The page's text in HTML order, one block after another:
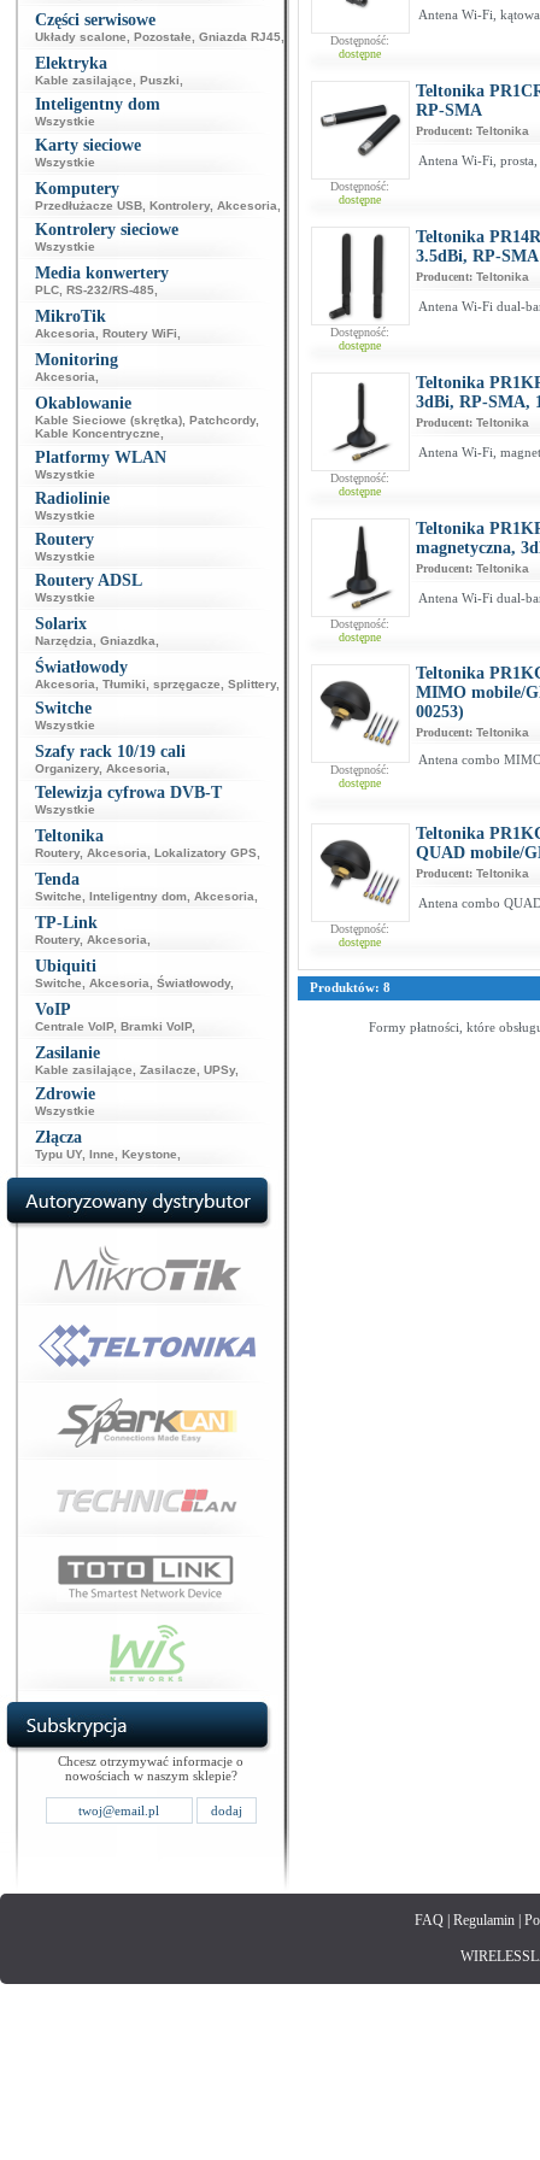
Części serwisowe
Układy scalone Pozostałe Gniazda RJ45
Elektryka
Kable zasilające Puszki
Inteligentny dom
Wszystkie
Karty sieciowe
Wszystkie
Komputery
Przedłużacze USB Kontrolery, Akcesoria
Kontrolery sieciowe
Wszystkie
Media konwertery
PLC RS-232/RS-485
MikroTik
Akcesoria Routery WiFi
Monitoring
Akcesoria
Okablowanie
Kable Sieciowe (skrętka) Patchcordy,
Kable Koncentryczne
Platformy WLAN
Wszystkie
Radiolinie
Wszystkie
Routery
Wszystkie
Routery ADSL
Wszystkie
Solarix
Narzędzia Gniazdka
Światłowody
Akcesoria Tłumiki, sprzęgacze Splittery,
Switche
Wszystkie
Szafy rack 10/19 cali
Organizery, Akcesoria
Telewizja cyfrowa DVB-T
Wszystkie
Teltonika
Routery, Akcesoria Lokalizatory GPS
Tenda
Switche Inteligentny dom Akcesoria
TP-Link
Routery, Akcesoria
Ubiquiti
Switche Akcesoria Światłowody,
VoIP
Centrale VoIP, Bramki VoIP,
Zasilanie
Kable zasilające Zasilacze UPSy,
Zdrowie
Wszystkie
Złącza
Typu UY, Inne Keystone
Chcesz otrzymywać informacje o
nowościach w naszym sklepie?
Dostępność:
dostępne
Antena Wi-Fi,
Dostępność:
dostępne
Teltonika
RP-SMA
Producent: Teltonika
Antena Wi-Fi,
Dostępność:
dostępne
Teltonika
3.5dBi, RP-SMA
Producent: Teltonika
Antena Wi-Fi dual-
Dostępność:
dostępne
Teltonika
3dBi, RP-SMA,
Producent: Teltonika
Antena Wi-Fi,
Dostępność:
dostępne
Teltonika
magnetyczna,
Producent: Teltonika
Antena Wi-Fi dual-
Dostępność:
dostępne
Teltonika
MIMO mobile/
00253)
Producent: Teltonika
Antena combo
Dostępność:
dostępne
Teltonika
QUAD mobile/
Producent: Teltonika
Antena combo
Produktów: 8
Formy płatności, które
FAQ| Regulamin|